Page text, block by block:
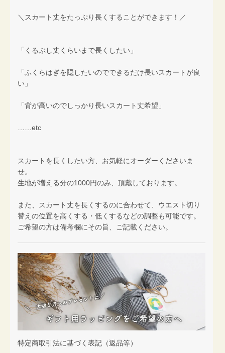
＼スカート丈をたっぷり長くすることができます！／
「くるぶし丈くらいまで長くしたい」
「ふくらはぎを隠したいのでできるだけ長いスカートが良
い」
「背が高いのでしっかり長いスカート丈希望」
……etc
スカートを長くしたい方、お気軽にオーダーくださいま
せ。
生地が増える分の1000円のみ、頂戴しております。
また、スカート丈を長くするのに合わせて、ウエスト切り
替えの位置を高くする・低くするなどの調整も可能です。
ご希望の方は備考欄にその旨、ご記載ください。
特定商取引法に基づく表記（返品等）